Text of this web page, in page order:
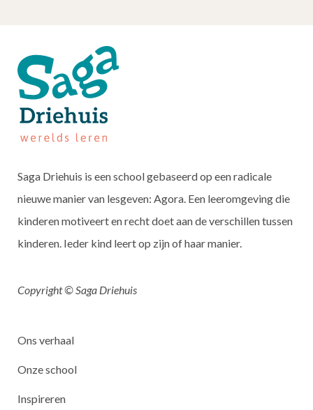
Saga Driehuis is een school gebaseerd op een radicale
nieuwe manier van lesgeven: Agora. Een leeromgeving die
kinderen motiveert en recht doet aan de verschillen tussen
kinderen. Ieder kind leert op zijn of haar manier.
Copyright © Saga Driehuis
Ons verhaal
Onze school
Inspireren